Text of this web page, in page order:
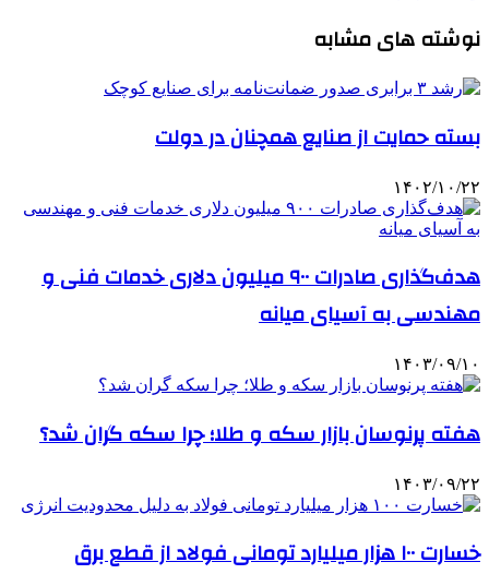
نوشته های مشابه
بسته حمایت از صنایع همچنان در دولت
۱۴۰۲/۱۰/۲۲
هدف‌گذاری صادرات ۹۰۰ میلیون دلاری خدمات فنی و
مهندسی به آسیای میانه
۱۴۰۳/۰۹/۱۰
هفته پرنوسان بازار سکه و طلا؛ چرا سکه گران شد؟
۱۴۰۳/۰۹/۲۲
خسارت ۱۰۰ هزار میلیارد تومانی فولاد از قطع برق